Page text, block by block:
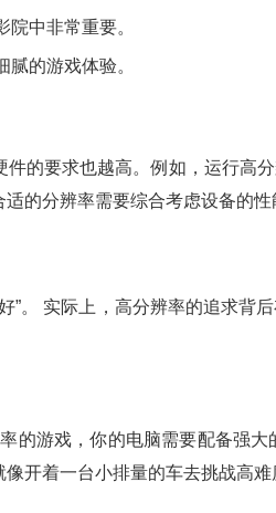
中非常重要。
的游戏体验。
的要求也越高。例如，运行高
的分辨率需要综合考虑设备的性
。 实际上，高分辨率的追求背
游戏，你的电脑需要配备强
开着一台小排量的车去挑战高难